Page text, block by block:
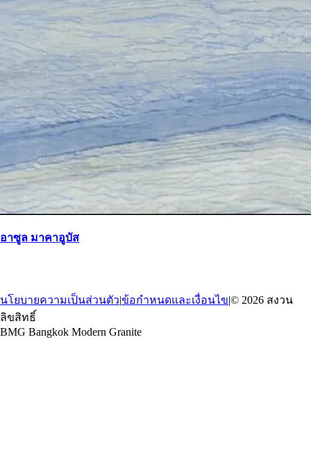
อาซูล มาคาอูบัส
นโยบายความเป็นส่วนตัว|ข้อกำหนดและเงื่อนไข|© 2026 สงวน
ลิขสิทธิ์
BMG Bangkok Modern Granite